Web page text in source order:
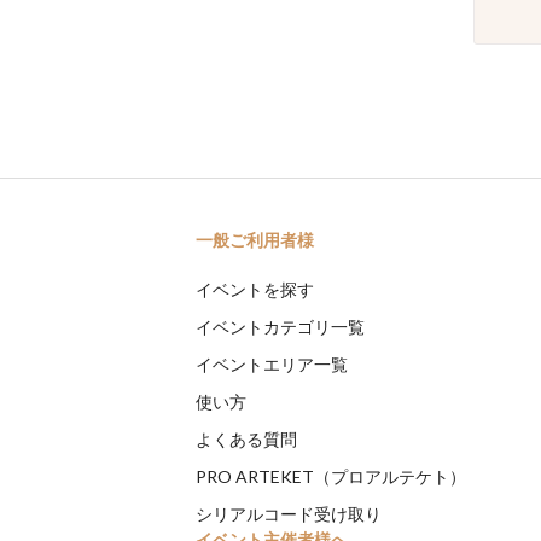
一般ご利用者様
イベントを探す
イベントカテゴリ一覧
イベントエリア一覧
使い方
よくある質問
PRO ARTEKET（プロアルテケト）
シリアルコード受け取り